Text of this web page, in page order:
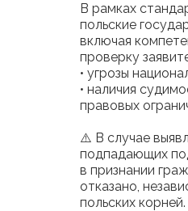
В рамках
польские
включая
проверку
• угрозы
• наличия
правовых
⚠️ В случае
подпадающих
в признании
отказано,
польских корней.